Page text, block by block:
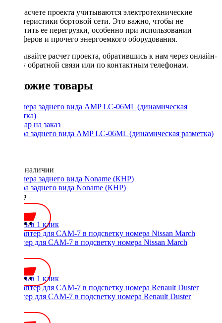
При расчете проекта учитываются электротехнические
характеристики бортовой сети. Это важно, чтобы не
допустить ее перегрузки, особенно при использовании
сабвуферов и прочего энергоемкого оборудования.
Заказывайте расчет проекта, обратившись к нам через онлайн-
форму обратной связи или по контактным телефонам.
Похожие товары
Камера заднего вида AMP LC-06ML (динамическая разметка)
Нет в наличии
Камера заднего вида Noname (КНР)
1500 ₽
Купить в 1 клик
Адаптер для CAM-7 в подсветку номера Nissan March
Купить в 1 клик
Адаптер для CAM-7 в подсветку номера Renault Duster